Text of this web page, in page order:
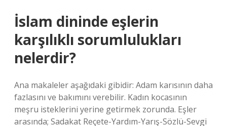
İslam dininde eşlerin
karşılıklı sorumlulukları
nelerdir?
Ana makaleler aşağıdaki gibidir: Adam karısının daha
fazlasını ve bakımını verebilir. Kadın kocasının
meşru isteklerini yerine getirmek zorunda. Eşler
arasında; Sadakat Reçete-Yardım-Yarış-Sözlü-Sevgi